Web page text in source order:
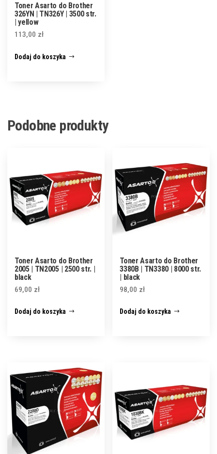
Toner Asarto do Brother
326YN | TN326Y | 3500 str.
| yellow
113,00 zł
Dodaj do koszyka
Podobne produkty
Toner Asarto do Brother
2005 | TN2005 | 2500 str. |
black
69,00 zł
Dodaj do koszyka
Toner Asarto do Brother
3380B | TN3380 | 8000 str.
| black
98,00 zł
Dodaj do koszyka